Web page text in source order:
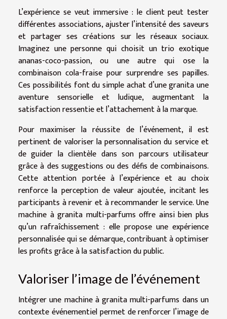
L’expérience se veut immersive : le client peut tester
différentes associations, ajuster l’intensité des saveurs
et partager ses créations sur les réseaux sociaux.
Imaginez une personne qui choisit un trio exotique
ananas-coco-passion, ou une autre qui ose la
combinaison cola-fraise pour surprendre ses papilles.
Ces possibilités font du simple achat d’une granita une
aventure sensorielle et ludique, augmentant la
satisfaction ressentie et l’attachement à la marque.
Pour maximiser la réussite de l’événement, il est
pertinent de valoriser la personnalisation du service et
de guider la clientèle dans son parcours utilisateur
grâce à des suggestions ou des défis de combinaisons.
Cette attention portée à l’expérience et au choix
renforce la perception de valeur ajoutée, incitant les
participants à revenir et à recommander le service. Une
machine à granita multi-parfums offre ainsi bien plus
qu’un rafraîchissement : elle propose une expérience
personnalisée qui se démarque, contribuant à optimiser
les profits grâce à la satisfaction du public.
Valoriser l’image de l’événement
Intégrer une machine à granita multi-parfums dans un
contexte événementiel permet de renforcer l’image de